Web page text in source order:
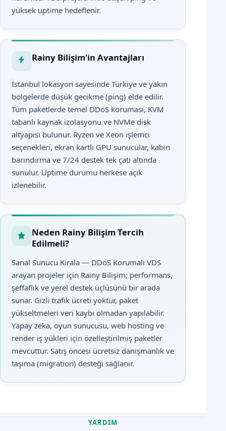
yüksek uptime hedeflenir.
Rainy Bilişim'in Avantajları
İstanbul lokasyon sayesinde Türkiye ve yakın
bölgelerde düşük gecikme (ping) elde edilir.
Tüm paketlerde temel DDoS koruması, KVM
tabanlı kaynak izolasyonu ve NVMe disk
altyapısı bulunur. Ryzen ve Xeon işlemci
seçenekleri, ekran kartlı GPU sunucular, kabin
barındırma ve 7/24 destek tek çatı altında
sunulur. Uptime durumu herkese açık
izlenebilir.
Neden Rainy Bilişim Tercih
Edilmeli?
Sanal Sunucu Kirala — DDoS Korumalı VDS
arayan projeler için Rainy Bilişim; performans,
şeffaflık ve yerel destek üçlüsünü bir arada
sunar. Gizli trafik ücreti yoktur, paket
yükseltmeleri veri kaybı olmadan yapılabilir.
Yapay zeka, oyun sunucusu, web hosting ve
render iş yükleri için özelleştirilmiş paketler
mevcuttur. Satış öncesi ücretsiz danışmanlık ve
taşıma (migration) desteği sağlanır.
YARDIM